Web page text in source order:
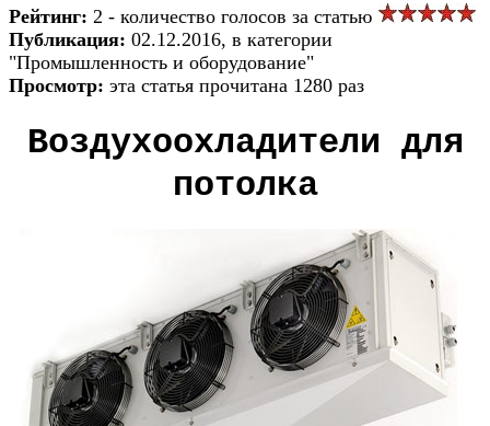
Рейтинг: 2 - количество голосов за статью
Публикация: 02.12.2016, в категории
"Промышленность и оборудование"
Просмотр: эта статья прочитана 1280 раз
Воздухоохладители для
потолка